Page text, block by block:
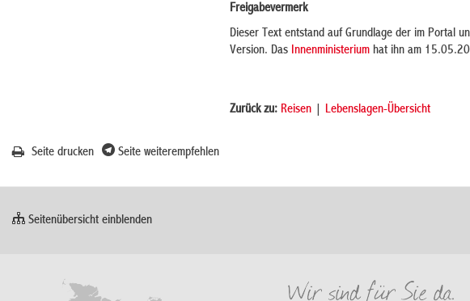
Freigabevermerk
Dieser Text entstand auf Grundlage der im Portal
Version. Das Innenministeriumhat ihn am
Zurück zu: Reisen| Lebenslagen-Übersicht
Seite drucken Seite weiterempfehlen
Seitenübersicht einblenden